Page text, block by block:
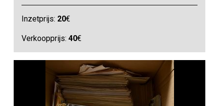
Inzetprijs: 20€
Verkoopprijs:40€